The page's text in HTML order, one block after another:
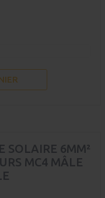
SOLAIRE 6MM²
MC4 MÂLE